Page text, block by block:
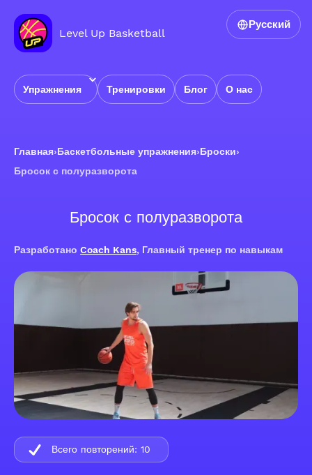
Level Up Basketball
Упражнения Тренировки Блог О нас
Русский
Главная›Баскетбольные упражнения›Броски›
Бросок с полуразворота
Бросок с полуразворота
Разработано Coach Kans, Главный тренер по навыкам
Всего повторений: 10